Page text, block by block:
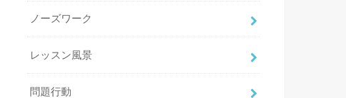
ノーズワーク
レッスン風景
問題行動